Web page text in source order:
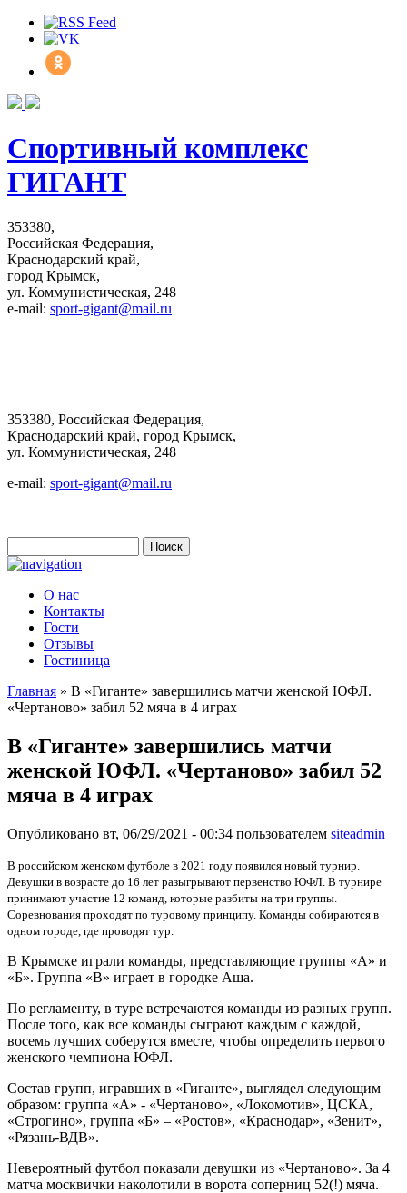
Спортивный комплекс
ГИГАНТ
353380,
Российская Федерация,
Краснодарский край,
город Крымск,
ул. Коммунистическая, 248
e-mail: sport-gigant@mail.ru
353380, Российская Федерация,
Краснодарский край, город Крымск,
ул. Коммунистическая, 248
e-mail: sport-gigant@mail.ru
Форма поиска
О нас
Контакты
Гости
Отзывы
Гостиница
Вы здесь
Главная » В «Гиганте» завершились матчи женской ЮФЛ.
«Чертаново» забил 52 мяча в 4 играх
В «Гиганте» завершились матчи
женской ЮФЛ. «Чертаново» забил 52
мяча в 4 играх
Опубликовано вт, 06/29/2021 - 00:34 пользователем siteadmin
В российском женском футболе в 2021 году появился новый турнир.
Девушки в возрасте до 16 лет разыгрывают первенство ЮФЛ. В турнире
принимают участие 12 команд, которые разбиты на три группы.
Соревнования проходят по туровому принципу. Команды собираются в
одном городе, где проводят тур.
В Крымске играли команды, представляющие группы «А» и
«Б». Группа «В» играет в городке Аша.
По регламенту, в туре встречаются команды из разных групп.
После того, как все команды сыграют каждым с каждой,
восемь лучших соберутся вместе, чтобы определить первого
женского чемпиона ЮФЛ.
Состав групп, игравших в «Гиганте», выглядел следующим
образом: группа «А» - «Чертаново», «Локомотив», ЦСКА,
«Строгино», группа «Б» – «Ростов», «Краснодар», «Зенит»,
«Рязань-ВДВ».
Невероятный футбол показали девушки из «Чертаново». За 4
матча москвички наколотили в ворота соперниц 52(!) мяча.